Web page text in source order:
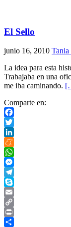
El Sello
junio 16, 2010
La idea para esta
Trabajaba en una
me iba caminando.
Comparte en:
Facebook
Twitter
LinkedIn
Meneame
WhatsApp
Messenger
Telegram
Skype
Email
Copy
Link
Print